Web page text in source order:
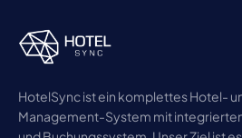
HotelSync ist ein komplettes Hotel-
Management-System mit